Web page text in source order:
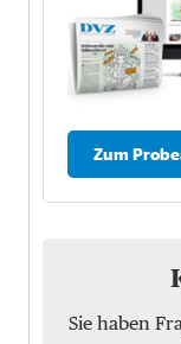
Zum
Sie haben